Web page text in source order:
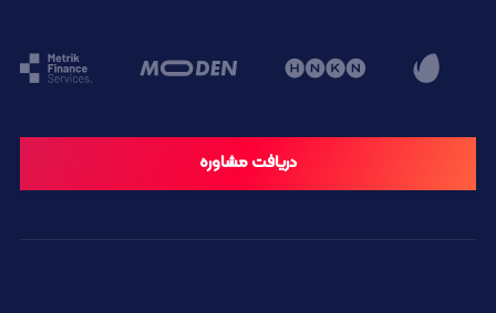
دریافت مشاوره